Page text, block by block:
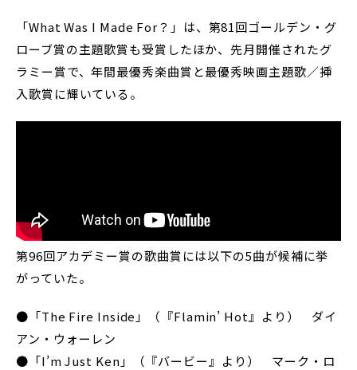
「What Was I Made For？」は、第81回ゴールデン・グ
ローブ賞の主題歌賞も受賞したほか、先月開催されたグ
ラミー賞で、年間最優秀楽曲賞と最優秀映画主題歌／挿
入歌賞に輝いている。
第96回アカデミー賞の歌曲賞には以下の5曲が候補に挙
がっていた。
●「The Fire Inside」（『Flamin’ Hot』より） ダイ
アン・ウォーレン
●「I’m Just Ken」（『バービー』より） マーク・ロ